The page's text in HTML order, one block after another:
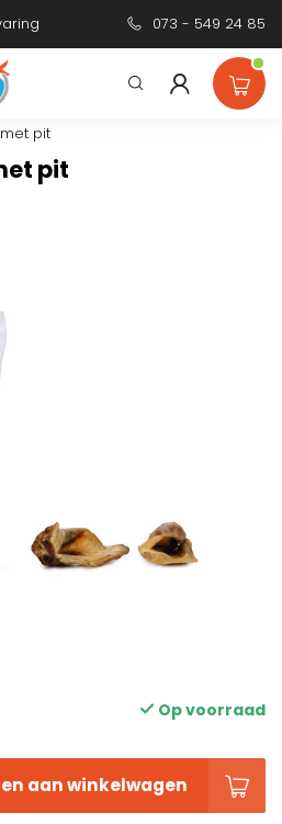
Persoonlijk
073 - 549 24 85
pit
pit
Op voorraad
aan winkelwagen